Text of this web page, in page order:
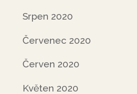
Srpen 2020
Červenec 2020
Červen 2020
Květen 2020